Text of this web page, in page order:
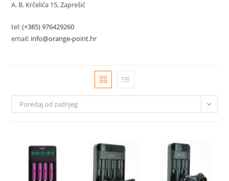
A. B. Krčelića 15, Zaprešić
tel:(+385) 976429260
email: info@orange-point.hr
Poredaj od zadnjeg